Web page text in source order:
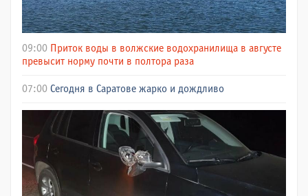
09:00 Приток воды в волжские водохранилища в августе
превысит норму почти в полтора раза
07:00 Сегодня в Саратове жарко и дождливо